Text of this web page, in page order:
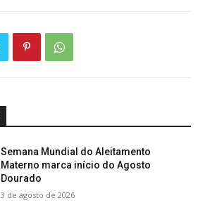
Semana Mundial do Aleitamento
Materno marca início do Agosto
Dourado
3 de agosto de 2026